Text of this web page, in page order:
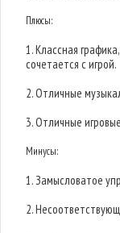
Плюсы:
1. Классная
сочетается с игрой.
2. Отличные
3. Отличные
Минусы:
1. Замысловатое
2.